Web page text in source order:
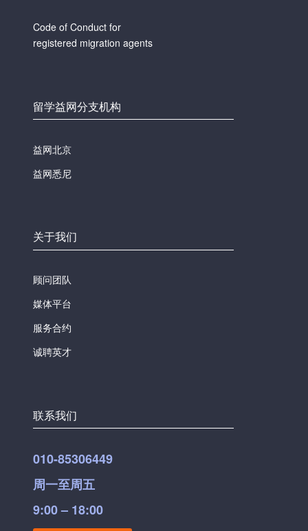
Code of Conduct for
registered migration agents
留学益网分支机构
益网北京
益网悉尼
关于我们
顾问团队
媒体平台
服务合约
诚聘英才
联系我们
010-85306449
周一至周五
9:00 – 18:00